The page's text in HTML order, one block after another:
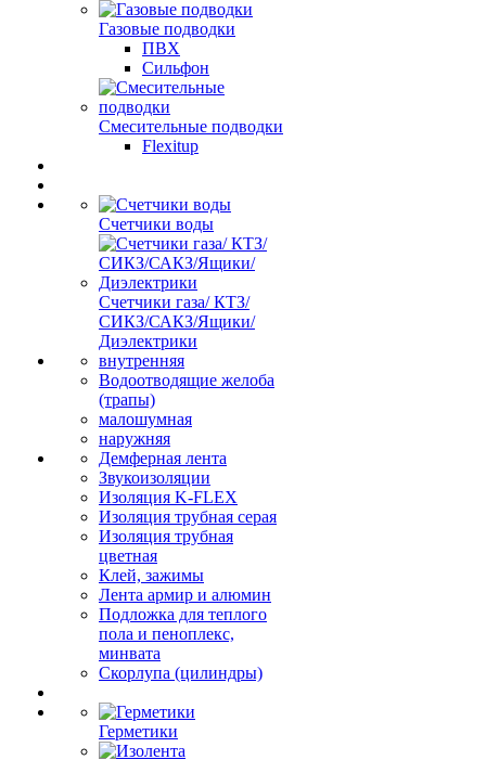
Газовые подводки
ПВХ
Сильфон
Смесительные подводки
Flexitup
Счетчики воды
Счетчики газа/ КТЗ/
СИКЗ/САКЗ/Ящики/
Диэлектрики
внутренняя
Водоотводящие желоба
(трапы)
малошумная
наружняя
Демферная лента
Звукоизоляции
Изоляция K-FLEX
Изоляция трубная серая
Изоляция трубная
цветная
Клей, зажимы
Лента армир и алюмин
Подложка для теплого
пола и пеноплекс,
минвата
Скорлупа (цилиндры)
Герметики